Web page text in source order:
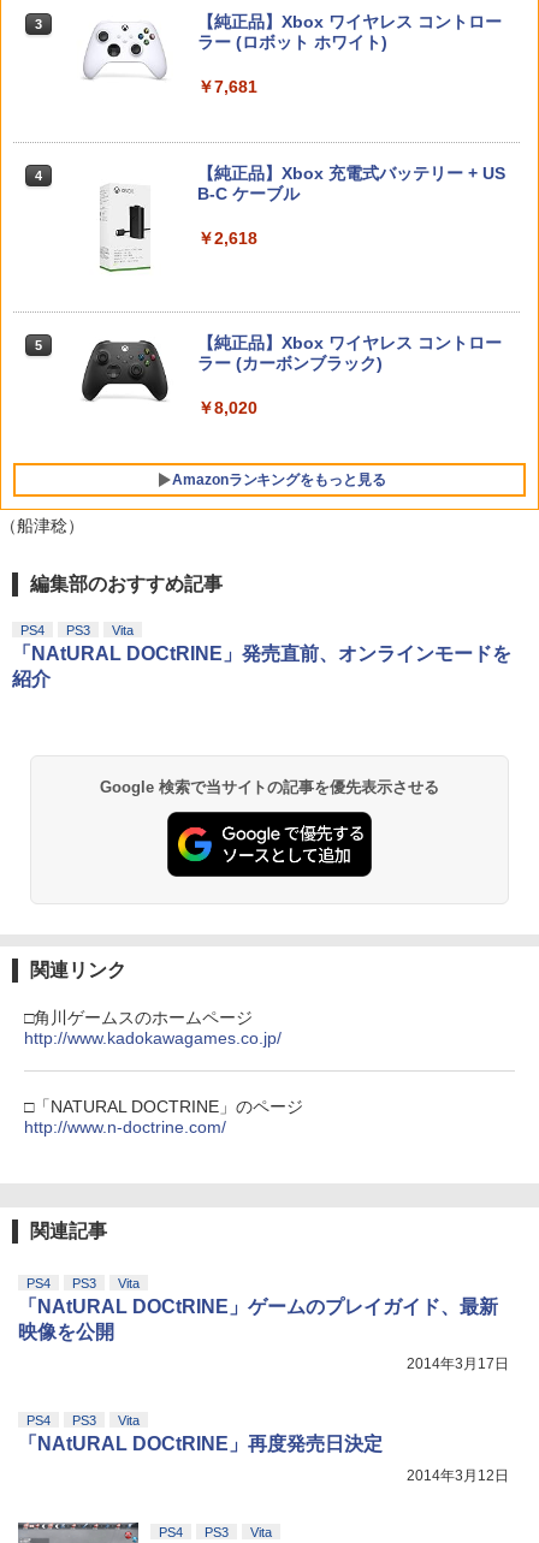
￥6,507
Vol.2 Switch2版(2連アクリルキーホル
ダー+【早期購入封入特典】DLCチラシ)
￥6,600
【中古】[Switch2] ゼルダの伝説 ブレス
オブ ザ ワイルド Nintendo Switch 2 Ed
ン) 任天堂(20250605)
バイバー(仮)」（ゲーム内コンテンツ）)
入封入特典】DLC)
日発売】 コーエーテクモゲームス｜KOE
I 進撃の巨人3【PS5】
￥8,710
ロッティブルーレイ／海外アニメ・定番
スタジオ
￥987
4
【中古】塔の上のラプンツェル 3D スー
パー・セット 【ブルーレイ】／中川翔子
5
【中古】魔女の宅急便 ブルーレイディス
ク 【レンタル落ち】
￥3,002
3 Nintendo Switch 2(日本語・国内専用)
￥55,871
ニンテンドープリペイド番号 9000円|オ
5
ニンテンドープリペイド番号 5000円|オ
ンラインコード版
￥5,000
【純正品】ディスクドライブ(CFI-ZDD1
【純正品】DualSense ワイヤレスコン
ZCT2J01)
【純正品】DualSense ワイヤレスコン
3
【純正品】Xbox ワイヤレス コントロー
ラー (ロボット ホワイト)
￥7,681
4
【純正品】Xbox 充電式バッテリー + US
B-C ケーブル
￥2,618
5
【純正品】Xbox ワイヤレス コントロー
ラー (カーボンブラック)
￥8,020
Amazonランキングをもっと見る
1
【Amazon.co.jp限定】劇場版モノノ怪
(オリジナル特典:オリジナル巾着＋メー
カー特典:【坤と離】二振りの剣、十翼よ
￥10,780
劇場版「鬼滅の刃」無限城編 第一章 猗
窩座再来 通常版 [Blu-ray]
￥3,964
3
劇場版「鬼滅の刃」無限城編 第一章 猗
窩座再来 通常版 [DVD]
￥3,523
第三章 蛇神 (オリジナル特典:オリジナル
しイラストボード付) [DVD]
（船津稔）
編集部のおすすめ記事
PS4 PS3 Vita
「NAtURAL DOCtRINE」発売直前、オンラインモードを
紹介
Google 検索で当サイトの記事を優先表示させる
関連リンク
□角川ゲームスのホームページ
http://www.kadokawagames.co.jp/
□「NATURAL DOCTRINE」のページ
http://www.n-doctrine.com/
関連記事
PS4 PS3 Vita
「NAtURAL DOCtRINE」ゲームのプレイガイド、最新
映像を公開
2014年3月17日
PS4 PS3 Vita
「NAtURAL DOCtRINE」再度発売日決定
2014年3月12日
PS4 PS3 Vita